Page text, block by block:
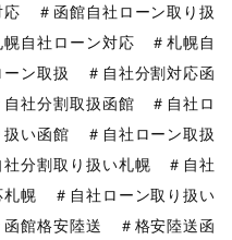
＃函館自社ローン取り扱
自社ローン対応 ＃札幌自
ン取扱 ＃自社分割対応函
社分割取扱函館 ＃自社ロ
い函館 ＃自社ローン取扱
分割取り扱い札幌 ＃自社
幌 ＃自社ローン取り扱い
館格安陸送 ＃格安陸送函